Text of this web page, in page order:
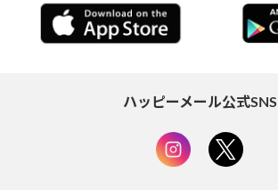
ハッピーメール公式SNS